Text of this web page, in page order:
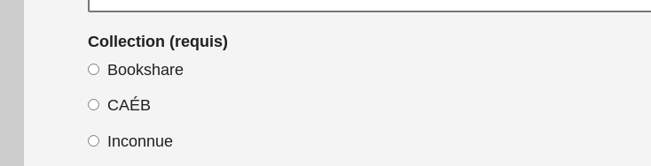
Collection (requis)
Bookshare
CAÉB
Inconnue